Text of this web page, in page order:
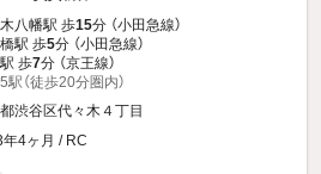
八幡駅 歩15分 （小田急線）
駅 歩5分 （小田急線）
歩7分 （京王線）
駅（徒歩20分圏内）
渋谷区代々木４丁目
4ヶ月 / RC